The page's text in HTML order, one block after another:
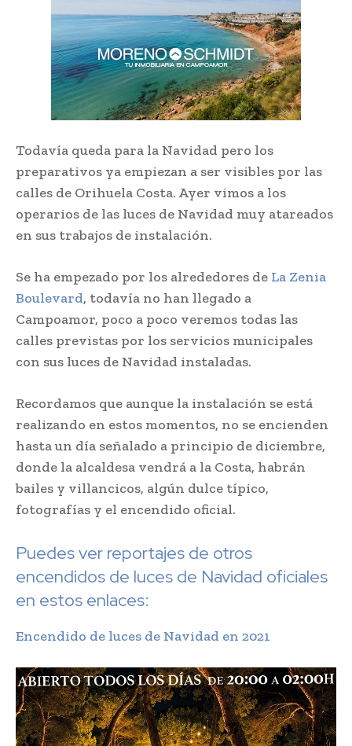
Todavía queda para la Navidad pero los
preparativos ya empiezan a ser visibles por las
calles de Orihuela Costa. Ayer vimos a los
operarios de las luces de Navidad muy atareados
en sus trabajos de instalación.
Se ha empezado por los alrededores de La Zenia
Boulevard, todavía no han llegado a
Campoamor, poco a poco veremos todas las
calles previstas por los servicios municipales
con sus luces de Navidad instaladas.
Recordamos que aunque la instalación se está
realizando en estos momentos, no se encienden
hasta un día señalado a principio de diciembre,
donde la alcaldesa vendrá a la Costa, habrán
bailes y villancicos, algún dulce típico,
fotografías y el encendido oficial.
Puedes ver reportajes de otros
encendidos de luces de Navidad oficiales
en estos enlaces:
Encendido de luces de Navidad en 2021